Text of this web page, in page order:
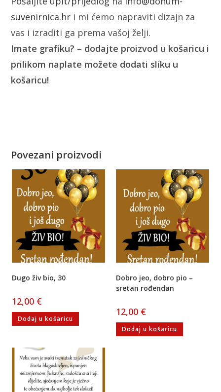
suvenirnica.hr i mi ćemo napraviti dizajn za
vas i izraditi ga prema vašoj želji.
Imate grafiku? – dodajte proizvod u košaricu i
prilikom naplate možete dodati sliku u
košaricu!
Povezani proizvodi
Dugo živ bio, 30
12,00 €
Dodaj u košaricu
Dobro jeo, dobro pio –
sretan rođendan
12,00 €
Dodaj u košaricu